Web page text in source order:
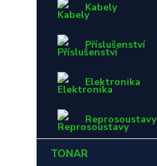
Kabely
Příslušenství
Elektronika
Reprosoustavy
TONAR